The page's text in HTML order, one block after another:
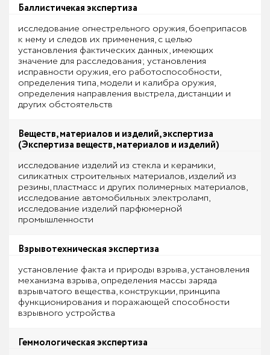
Баллистичекая экспертиза
исследование огнестрельного оружия, боеприпасов
к нему и следов их применения, с целью
установления фактических данных, имеющих
значение для расследования; установления
исправности оружия, его работоспособности,
определения типа, модели и калибра оружия,
определения направления выстрела, дистанции и
других обстоятельств
Веществ, материалов и изделий, экспертиза
(Экспертиза веществ, материалов и изделий)
исследование изделий из стекла и керамики,
силикатных строительных материалов, изделий из
резины, пластмасс и других полимерных материалов,
исследование автомобильных электроламп,
исследование изделий парфюмерной
промышленности
Взрывотехническая экспертиза
установление факта и природы взрыва, установления
механизма взрыва, определения массы заряда
взрывчатого вещества, конструкции, принципа
функционирования и поражающей способности
взрывного устройства
Геммологическая экспертиза